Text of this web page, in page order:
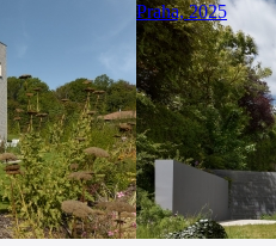
Praha, 2025